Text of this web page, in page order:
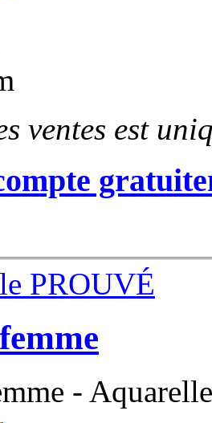
ventes est
PROUVÉ
-